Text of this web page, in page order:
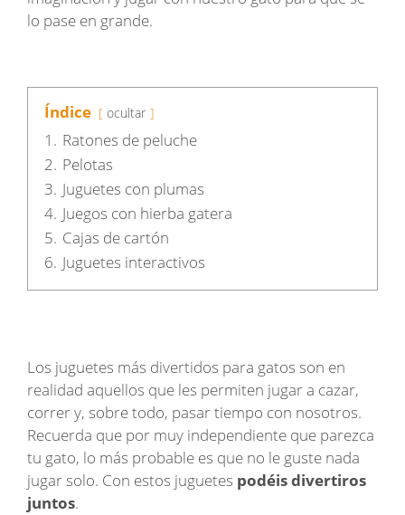
lo pase en grande.
Índice ocultar
1. Ratones de peluche
2. Pelotas
3. Juguetes con plumas
4. Juegos con hierba gatera
5. Cajas de cartón
6. Juguetes interactivos
Los juguetes más divertidos para gatos son en
realidad aquellos que les permiten jugar a cazar,
correr y, sobre todo, pasar tiempo con nosotros.
Recuerda que por muy independiente que parezca
tu gato, lo más probable es que no le guste nada
jugar solo. Con estos juguetes podéis divertiros
juntos.